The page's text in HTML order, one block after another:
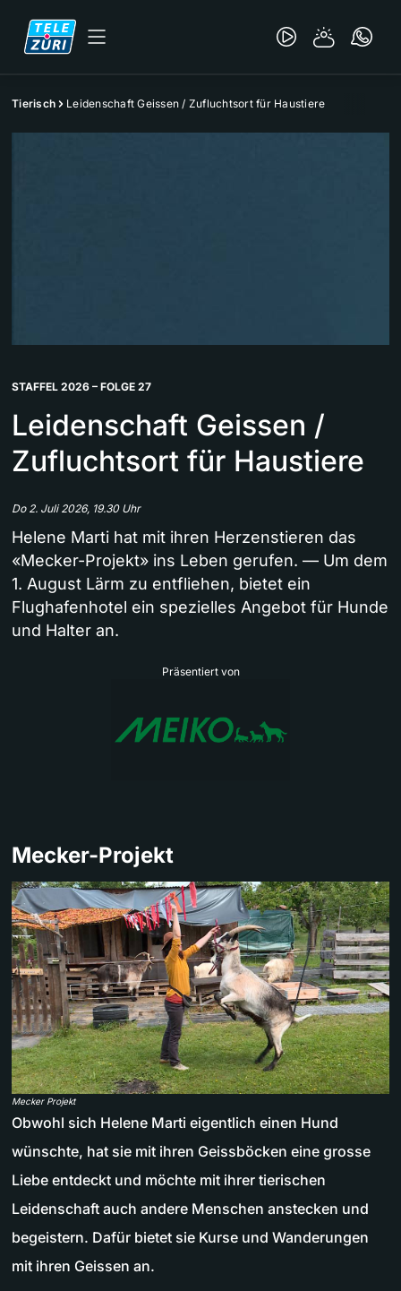
Tierisch Leidenschaft Geissen / Zufluchtsort für Haustiere
STAFFEL 2026 – FOLGE 27
Leidenschaft Geissen /
Zufluchtsort für Haustiere
Do 2. Juli 2026, 19.30 Uhr
Helene Marti hat mit ihren Herzenstieren das
«Mecker-Projekt» ins Leben gerufen. — Um dem
1. August Lärm zu entfliehen, bietet ein
Flughafenhotel ein spezielles Angebot für Hunde
und Halter an.
Präsentiert von
Mecker-Projekt
Mecker Projekt
Obwohl sich Helene Marti eigentlich einen Hund
wünschte, hat sie mit ihren Geissböcken eine grosse
Liebe entdeckt und möchte mit ihrer tierischen
Leidenschaft auch andere Menschen anstecken und
begeistern. Dafür bietet sie Kurse und Wanderungen
mit ihren Geissen an.